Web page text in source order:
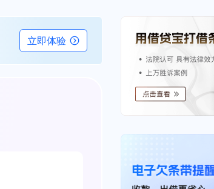
立即体验